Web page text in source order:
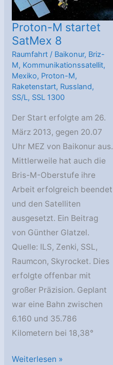
Proton-M startet
SatMex 8
Raumfahrt / Baikonur, Briz-
M, Kommunikationssatellit,
Mexiko, Proton-M,
Raketenstart, Russland,
SS/L, SSL 1300
Der Start erfolgte am 26.
März 2013, gegen 20.07
Uhr MEZ von Baikonur aus.
Mittlerweile hat auch die
Bris-M-Oberstufe ihre
Arbeit erfolgreich beendet
und den Satelliten
ausgesetzt. Ein Beitrag
von Günther Glatzel.
Quelle: ILS, Zenki, SSL,
Raumcon, Skyrocket. Dies
erfolgte offenbar mit
großer Präzision. Geplant
war eine Bahn zwischen
6.160 und 35.786
Kilometern bei 18,38°
Proton-
Weiterlesen »